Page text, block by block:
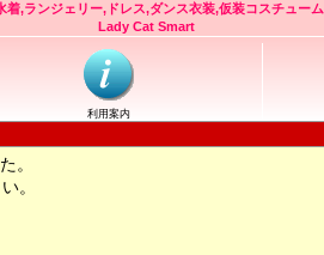
着,ランジェリー,ドレス,ダンス衣装,仮装コスチューム
Lady Cat Smart
利用案内
。
。